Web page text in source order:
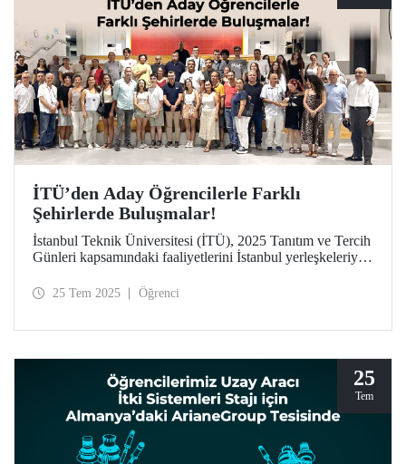
İTÜ’den Aday Öğrencilerle Farklı
Şehirlerde Buluşmalar!
İstanbul Teknik Üniversitesi (İTÜ), 2025 Tanıtım ve Tercih
Günleri kapsamındaki faaliyetlerini İstanbul yerleşkeleriyle
Mezun derneklerinin desteğiyle hayata geçen buluşmalar
25 Tem 2025 Öğrenci
25
Tem